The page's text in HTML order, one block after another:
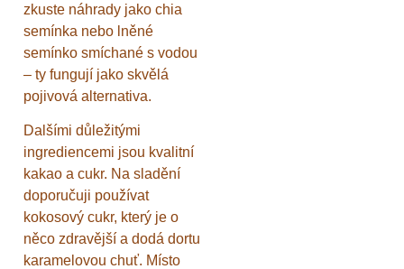
zkuste náhrady jako chia
semínka nebo lněné
semínko smíchané s vodou
– ty fungují jako skvělá
pojivová alternativa.
Dalšími důležitými
ingrediencemi jsou kvalitní
kakao a cukr. Na sladění
doporučuji používat
kokosový cukr, který je o
něco zdravější a dodá dortu
karamelovou chuť. Místo